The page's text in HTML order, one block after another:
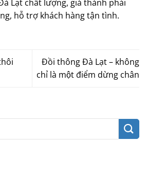
Lạt chất lượng, giá thành phải
hỗ trợ khách hàng tận tình.
Đồi thông Đà Lạt – không
chỉ là một điểm dừng chân